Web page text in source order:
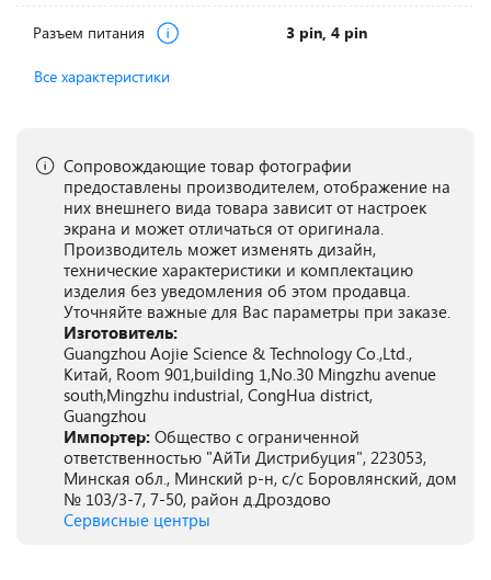
Разъем питания 3 pin, 4 pin
Все характеристики
Сопровождающие товар фотографии
предоставлены производителем, отображение на
них внешнего вида товара зависит от настроек
экрана и может отличаться от оригинала.
Производитель может изменять дизайн,
технические характеристики и комплектацию
изделия без уведомления об этом продавца.
Уточняйте важные для Вас параметры при заказе.
Изготовитель:
Guangzhou Aojie Science & Technology Co.,Ltd.,
Китай, Room 901,building 1,No.30 Mingzhu avenue
south,Mingzhu industrial, CongHua district,
Guangzhou
Импортер: Общество с ограниченной
ответственностью "АйТи Дистрибуция", 223053,
Минская обл., Минский р-н, с/с Боровлянский, дом
№ 103/3-7, 7-50, район д.Дроздово
Сервисные центры